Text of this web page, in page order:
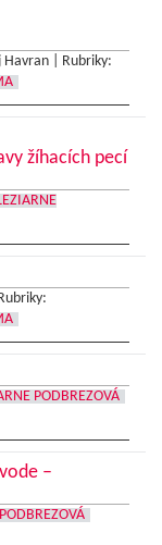
Havran |
Rubriky:
žíhacích pecí
Rubriky:
PODBREZOVÁ
–